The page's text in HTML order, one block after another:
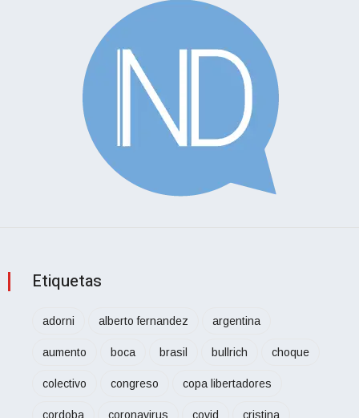
Etiquetas
adorni alberto fernandez argentina
aumento boca brasil bullrich choque
colectivo congreso copa libertadores
cordoba coronavirus covid cristina